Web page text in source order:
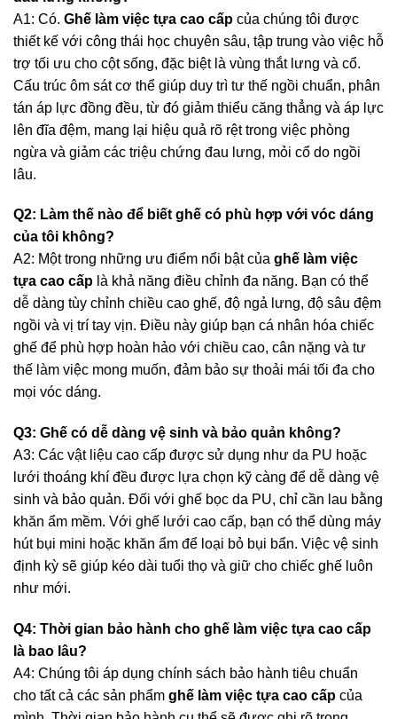
A1: Có. Ghế làm việc tựa cao cấp của chúng tôi được
thiết kế với công thái học chuyên sâu, tập trung vào việc hỗ
trợ tối ưu cho cột sống, đặc biệt là vùng thắt lưng và cổ.
Cấu trúc ôm sát cơ thể giúp duy trì tư thế ngồi chuẩn, phân
tán áp lực đồng đều, từ đó giảm thiểu căng thẳng và áp lực
lên đĩa đệm, mang lại hiệu quả rõ rệt trong việc phòng
ngừa và giảm các triệu chứng đau lưng, mỏi cổ do ngồi
lâu.
Q2: Làm thế nào để biết ghế có phù hợp với vóc dáng
của tôi không?
A2: Một trong những ưu điểm nổi bật của ghế làm việc
tựa cao cấp là khả năng điều chỉnh đa năng. Bạn có thể
dễ dàng tùy chỉnh chiều cao ghế, độ ngả lưng, độ sâu đệm
ngồi và vị trí tay vịn. Điều này giúp bạn cá nhân hóa chiếc
ghế để phù hợp hoàn hảo với chiều cao, cân nặng và tư
thế làm việc mong muốn, đảm bảo sự thoải mái tối đa cho
mọi vóc dáng.
Q3: Ghế có dễ dàng vệ sinh và bảo quản không?
A3: Các vật liệu cao cấp được sử dụng như da PU hoặc
lưới thoáng khí đều được lựa chọn kỹ càng để dễ dàng vệ
sinh và bảo quản. Đối với ghế bọc da PU, chỉ cần lau bằng
khăn ẩm mềm. Với ghế lưới cao cấp, bạn có thể dùng máy
hút bụi mini hoặc khăn ẩm để loại bỏ bụi bẩn. Việc vệ sinh
định kỳ sẽ giúp kéo dài tuổi thọ và giữ cho chiếc ghế luôn
như mới.
Q4: Thời gian bảo hành cho ghế làm việc tựa cao cấp
là bao lâu?
A4: Chúng tôi áp dụng chính sách bảo hành tiêu chuẩn
cho tất cả các sản phẩm ghế làm việc tựa cao cấp của